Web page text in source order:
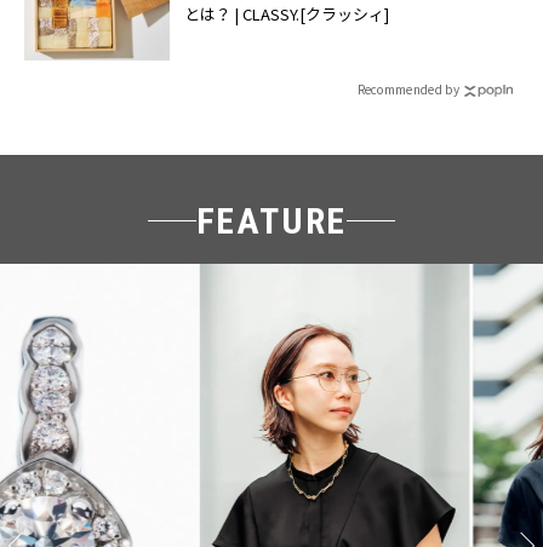
とは？ | CLASSY.[クラッシィ]
Recommended by
FEATURE